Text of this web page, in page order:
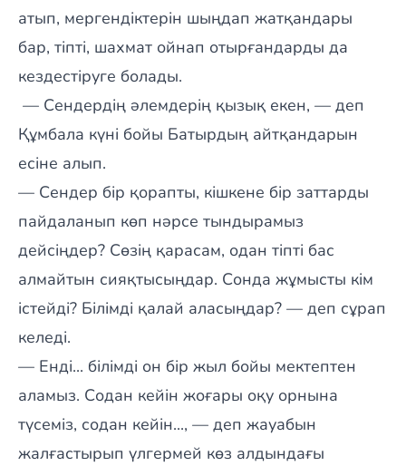
атып, мергендіктерін шыңдап жатқандары
бар, тіпті, шахмат ойнап отырғандарды да
кездестіруге болады.
— Сендердің әлемдерің қызық екен, — деп
Құмбала күні бойы Батырдың айтқандарын
есіне алып.
— Сендер бір қорапты, кішкене бір заттарды
пайдаланып көп нәрсе тындырамыз
дейсіңдер? Сөзің қарасам, одан тіпті бас
алмайтын сияқтысыңдар. Сонда жұмысты кім
істейді? Білімді қалай аласыңдар? — деп сұрап
келеді.
— Енді... білімді он бір жыл бойы мектептен
аламыз. Содан кейін жоғары оқу орнына
түсеміз, содан кейін..., — деп жауабын
жалғастырып үлгермей көз алдындағы